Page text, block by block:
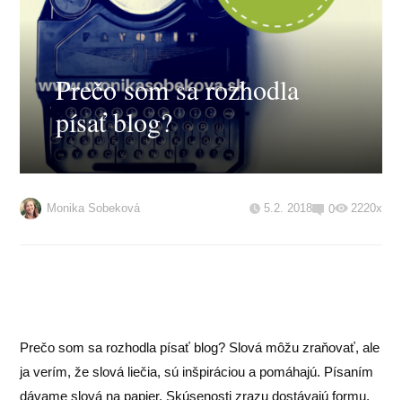
Prečo som sa rozhodla
písať blog?
Monika Sobeková 5.2. 2018 0 2220x
Prečo som sa rozhodla písať blog? Slová môžu zraňovať, ale
ja verím, že slová liečia, sú inšpiráciou a pomáhajú. Písaním
dávame slová na papier. Skúsenosti zrazu dostávajú formu,